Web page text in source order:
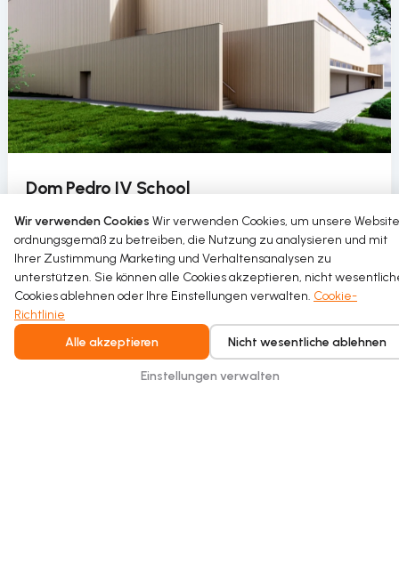
Dom Pedro IV School
Die Dom Pedro IV School führt im Rahmen eines
nachhaltigen Sanierungsprojekts die zirkuläre
Wassernutzung in ihrer Sporthalle ein.
Read more
Wir verwenden Cookies Wir verwenden Cookies, um unsere Website
ordnungsgemäß zu betreiben, die Nutzung zu analysieren und mit
Ihrer Zustimmung Marketing und Verhaltensanalysen zu
unterstützen. Sie können alle Cookies akzeptieren, nicht
Cookies ablehnen oder Ihre Einstellungen verwalten. Cookie-
Richtlinie
Alle akzeptieren
Nicht wesentliche ablehnen
Einstellungen verwalten